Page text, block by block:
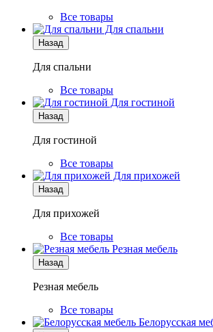
Все товары
Для спальни
Назад
Для спальни
Все товары
Для гостиной
Назад
Для гостиной
Все товары
Для прихожей
Назад
Для прихожей
Все товары
Резная мебель
Назад
Резная мебель
Все товары
Белорусская